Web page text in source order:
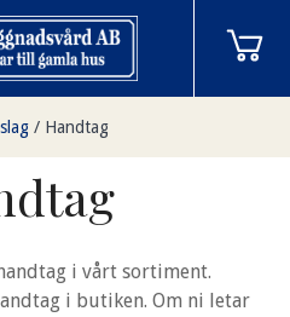
/ Handtag
i vårt sortiment.
i butiken. Om ni letar